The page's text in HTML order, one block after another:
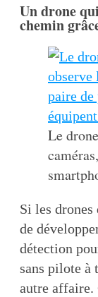
Un drone
chemin
Le
Si les
de
détection
sans pilote à
autre affaire.